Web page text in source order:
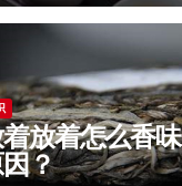
放着怎么香
？